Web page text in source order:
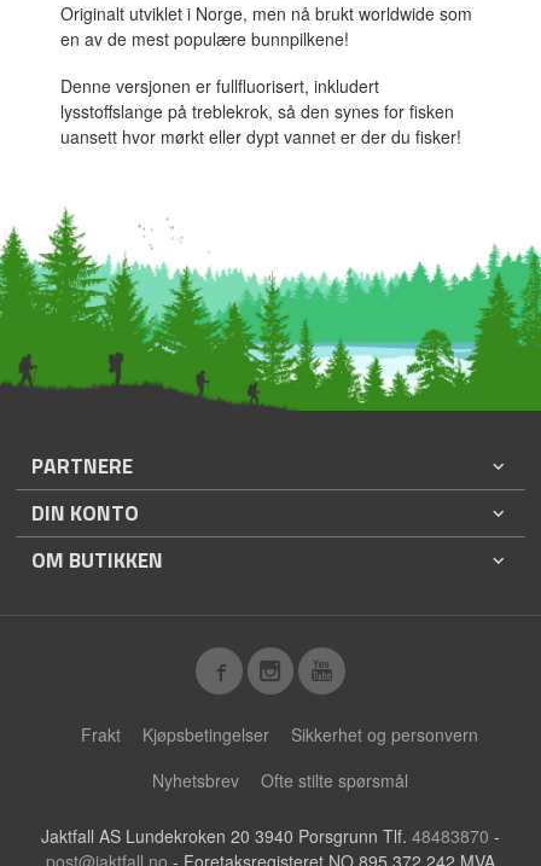
Originalt utviklet i Norge, men nå brukt worldwide som
en av de mest populære bunnpilkene!
Denne versjonen er fullfluorisert, inkludert
lysstoffslange på treblekrok, så den synes for fisken
uansett hvor mørkt eller dypt vannet er der du fisker!
PARTNERE
DIN KONTO
OM BUTIKKEN
Frakt Kjøpsbetingelser
Sikkerhet og personvern
Nyhetsbrev
Ofte stilte spørsmål
Jaktfall AS Lundekroken 20 3940 Porsgrunn Tlf. 48483870 -
post@jaktfall.no - Foretaksregisteret NO 895 372 242 MVA